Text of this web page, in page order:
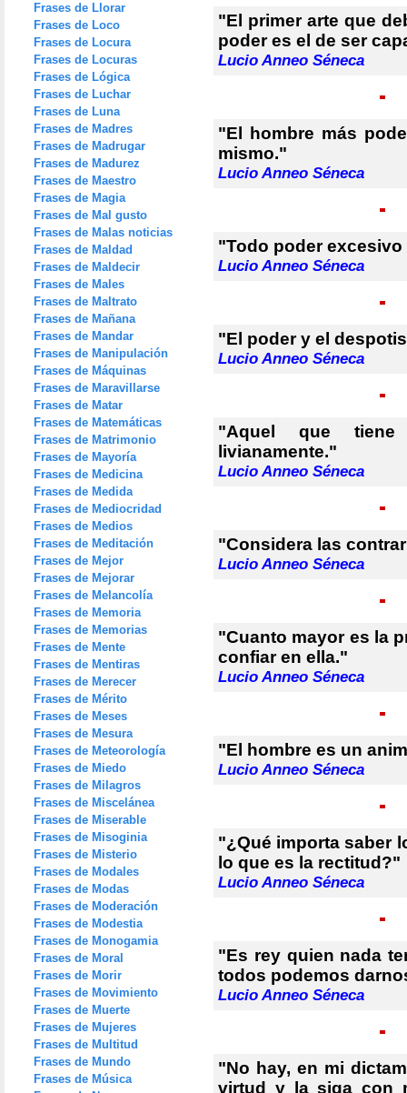
Frases de Llorar
Frases de Loco
Frases de Locura
Frases de Locuras
Frases de Lógica
Frases de Luchar
Frases de Luna
Frases de Madres
Frases de Madrugar
Frases de Madurez
Frases de Maestro
Frases de Magia
Frases de Mal gusto
Frases de Malas noticias
Frases de Maldad
Frases de Maldecir
Frases de Males
Frases de Maltrato
Frases de Mañana
Frases de Mandar
Frases de Manipulación
Frases de Máquinas
Frases de Maravillarse
Frases de Matar
Frases de Matemáticas
Frases de Matrimonio
Frases de Mayoría
Frases de Medicina
Frases de Medida
Frases de Mediocridad
Frases de Medios
Frases de Meditación
Frases de Mejor
Frases de Mejorar
Frases de Melancolía
Frases de Memoria
Frases de Memorias
Frases de Mente
Frases de Mentiras
Frases de Merecer
Frases de Mérito
Frases de Meses
Frases de Mesura
Frases de Meteorología
Frases de Miedo
Frases de Milagros
Frases de Miscelánea
Frases de Miserable
Frases de Misoginia
Frases de Misterio
Frases de Modales
Frases de Modas
Frases de Moderación
Frases de Modestia
Frases de Monogamia
Frases de Moral
Frases de Morir
Frases de Movimiento
Frases de Muerte
Frases de Mujeres
Frases de Multitud
Frases de Mundo
Frases de Música
"El primer arte que
poder es el de ser
Lucio Anneo Séneca
"El hombre más
mismo."
Lucio Anneo Séneca
"Todo poder
Lucio Anneo Séneca
"El poder y el
Lucio Anneo Séneca
"Aquel que
livianamente."
Lucio Anneo Séneca
"Considera las
Lucio Anneo Séneca
"Cuanto mayor es la
confiar en ella."
Lucio Anneo Séneca
"El hombre es un
Lucio Anneo Séneca
"¿Qué importa saber
lo que es la rectitud?"
Lucio Anneo Séneca
"Es rey quien nada
todos podemos
Lucio Anneo Séneca
"No hay, en mi
virtud y la siga con